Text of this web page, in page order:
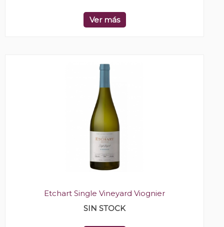
Ver más
Etchart Single Vineyard Viognier
SIN STOCK